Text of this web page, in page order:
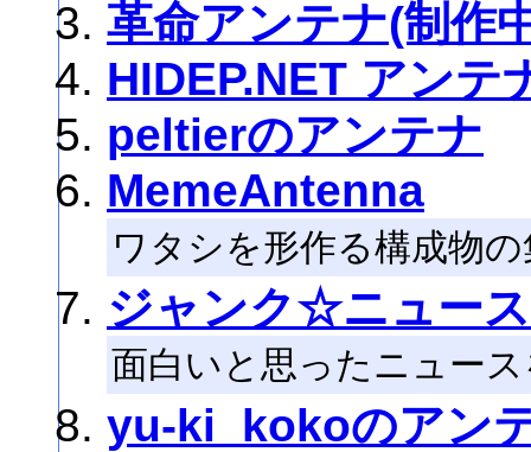
革命アンテナ(制作
HIDEP.NET アンテ
peltierのアンテナ
MemeAntenna
ワタシを形作る構成物
ジャンク☆ニュー
面白いと思ったニュー
yu-ki_kokoのアン